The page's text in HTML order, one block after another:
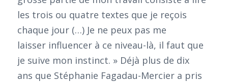
les trois ou quatre textes que je reçois
chaque jour (…) Je ne peux pas me
laisser influencer à ce niveau-là, il faut que
je suive mon instinct. » Déjà plus de dix
ans que Stéphanie Fagadau-Mercier a pris